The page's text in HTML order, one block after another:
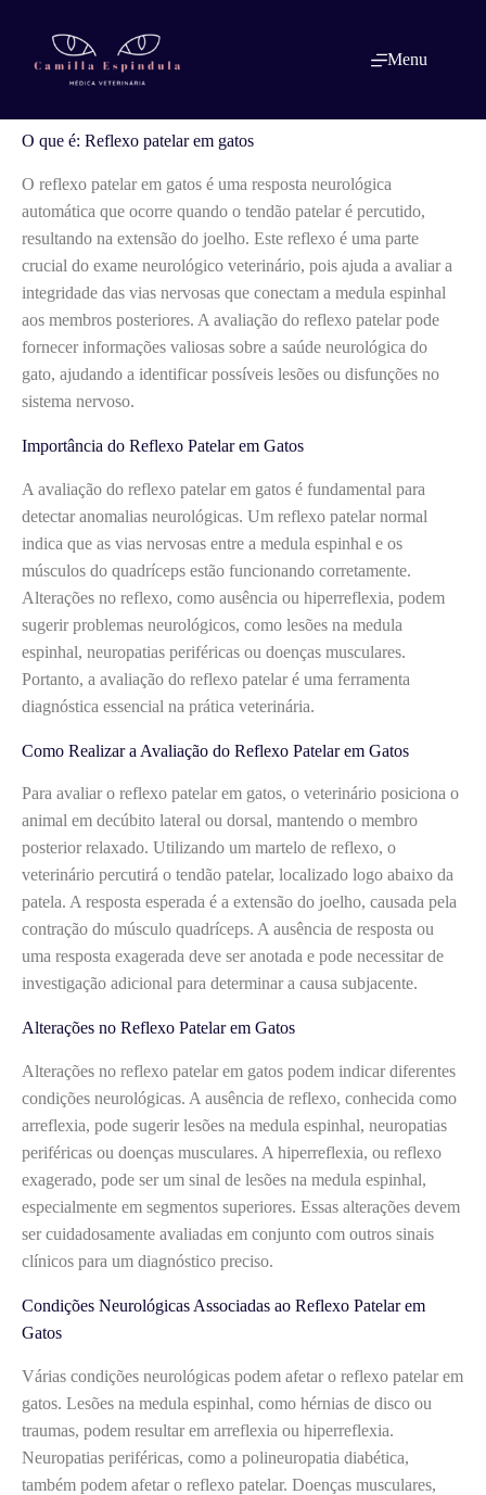
conteúdo
Menu
O que é: Reflexo patelar em gatos
O que é: Reflexo patelar em gatos
O reflexo patelar em gatos é uma resposta neurológica
automática que ocorre quando o tendão patelar é percutido,
resultando na extensão do joelho. Este reflexo é uma parte
crucial do exame neurológico veterinário, pois ajuda a avaliar a
integridade das vias nervosas que conectam a medula espinhal
aos membros posteriores. A avaliação do reflexo patelar pode
fornecer informações valiosas sobre a saúde neurológica do
gato, ajudando a identificar possíveis lesões ou disfunções no
sistema nervoso.
Importância do Reflexo Patelar em Gatos
A avaliação do reflexo patelar em gatos é fundamental para
detectar anomalias neurológicas. Um reflexo patelar normal
indica que as vias nervosas entre a medula espinhal e os
músculos do quadríceps estão funcionando corretamente.
Alterações no reflexo, como ausência ou hiperreflexia, podem
sugerir problemas neurológicos, como lesões na medula
espinhal, neuropatias periféricas ou doenças musculares.
Portanto, a avaliação do reflexo patelar é uma ferramenta
diagnóstica essencial na prática veterinária.
Como Realizar a Avaliação do Reflexo Patelar em Gatos
Para avaliar o reflexo patelar em gatos, o veterinário posiciona o
animal em decúbito lateral ou dorsal, mantendo o membro
posterior relaxado. Utilizando um martelo de reflexo, o
veterinário percutirá o tendão patelar, localizado logo abaixo da
patela. A resposta esperada é a extensão do joelho, causada pela
contração do músculo quadríceps. A ausência de resposta ou
uma resposta exagerada deve ser anotada e pode necessitar de
investigação adicional para determinar a causa subjacente.
Alterações no Reflexo Patelar em Gatos
Alterações no reflexo patelar em gatos podem indicar diferentes
condições neurológicas. A ausência de reflexo, conhecida como
arreflexia, pode sugerir lesões na medula espinhal, neuropatias
periféricas ou doenças musculares. A hiperreflexia, ou reflexo
exagerado, pode ser um sinal de lesões na medula espinhal,
especialmente em segmentos superiores. Essas alterações devem
ser cuidadosamente avaliadas em conjunto com outros sinais
clínicos para um diagnóstico preciso.
Condições Neurológicas Associadas ao Reflexo Patelar em
Gatos
Várias condições neurológicas podem afetar o reflexo patelar em
gatos. Lesões na medula espinhal, como hérnias de disco ou
traumas, podem resultar em arreflexia ou hiperreflexia.
Neuropatias periféricas, como a polineuropatia diabética,
também podem afetar o reflexo patelar. Doenças musculares,